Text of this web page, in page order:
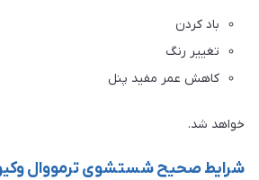
باد کردن
تغییر رنگ
کاهش عمر مفید پنل
خواهد شد.
شرایط صحیح شستشوی ترمووال